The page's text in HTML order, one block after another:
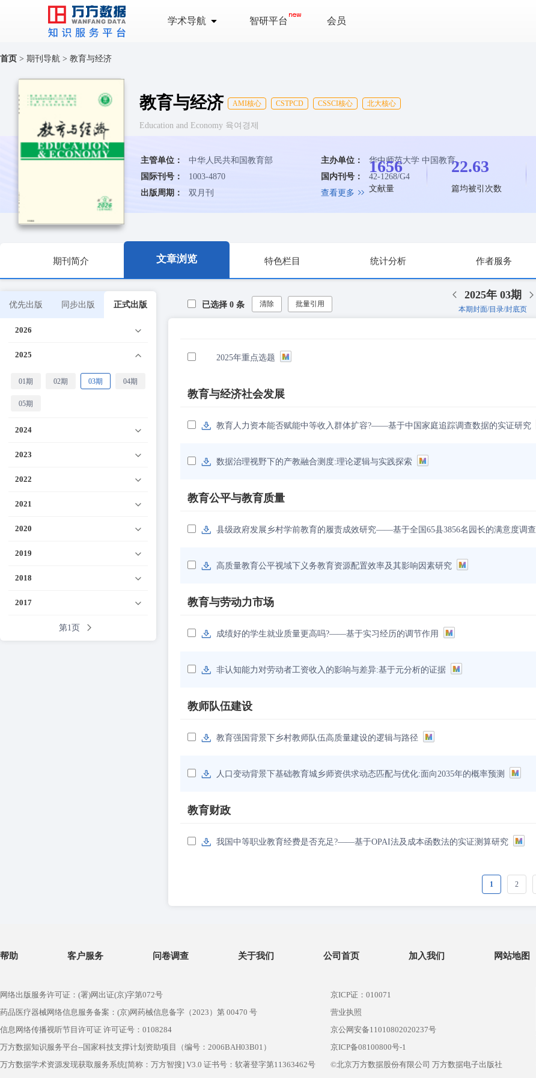
学术导航 智研平台 会员
首页 > 期刊导航 > 教育与经济
教育与经济 AMI核心 CSTPCD CSSCI核心 北大核心
Education and Economy 육여경제
主管单位： 中华人民共和国教育部 主办单位：
华中师范大学 中国教育...
国际刊号：
1003-4870 国内刊号：
42-1268/G4
出版周期：
双月刊 查看更多
1656
文献量
22.63
篇均被引次数
期刊简介 文章浏览 特色栏目 统计分析 作者服务
优先出版 同步出版 正式出版
2026
2025
01期 02期 03期 04期
05期
2024
2023
2022
2021
2020
2019
2018
2017
第1页
已选择 0 条 清除 批量引用
2025年 03期
本期封面/目录/封底页
2025年重点选题
教育与经济社会发展
教育人力资本能否赋能中等收入群体扩容?——基于中国家庭追踪调查数据的实证研究
数据治理视野下的产教融合测度:理论逻辑与实践探索
教育公平与教育质量
县级政府发展乡村学前教育的履责成效研究——基于全国65县3856名园长的满意度调查
高质量教育公平视域下义务教育资源配置效率及其影响因素研究
教育与劳动力市场
成绩好的学生就业质量更高吗?——基于实习经历的调节作用
非认知能力对劳动者工资收入的影响与差异:基于元分析的证据
教师队伍建设
教育强国背景下乡村教师队伍高质量建设的逻辑与路径
人口变动背景下基础教育城乡师资供求动态匹配与优化:面向2035年的概率预测
教育财政
我国中等职业教育经费是否充足?——基于OPAI法及成本函数法的实证测算研究
1 2
帮助 客户服务 问卷调查 关于我们 公司首页 加入我们 网站地图
网络出版服务许可证：(署)网出证(京)字第072号
药品医疗器械网络信息服务备案：(京)网药械信息备字（2023）第 00470 号
信息网络传播视听节目许可证 许可证号：0108284
万方数据知识服务平台--国家科技支撑计划资助项目（编号：2006BAH03B01）
万方数据学术资源发现获取服务系统[简称：万方智搜] V3.0 证书号：软著登字第11363462号
京ICP证：010071
营业执照
京公网安备11010802020237号
京ICP备08100800号-1
©北京万方数据股份有限公司 万方数据电子出版社